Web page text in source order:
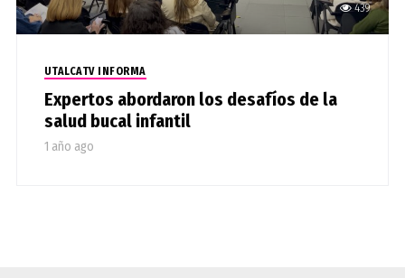
439
UTALCATV INFORMA
Expertos abordaron los desafíos de la
salud bucal infantil
1 año ago